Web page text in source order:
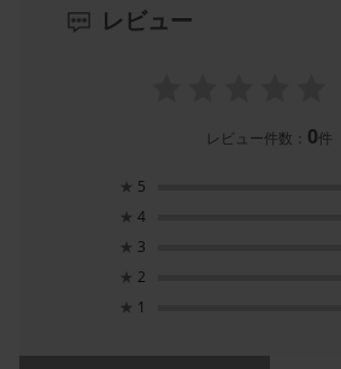
レビュー
レビュー件数： 0件
★ 5
★ 4
★ 3
★ 2
★ 1